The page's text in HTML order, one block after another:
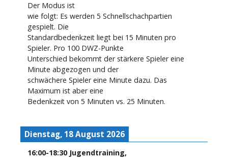
Der Modus ist
wie folgt: Es werden 5 Schnellschachpartien
gespielt. Die
Standardbedenkzeit liegt bei 15 Minuten pro
Spieler. Pro 100 DWZ-Punkte
Unterschied bekommt der stärkere Spieler eine
Minute abgezogen und der
schwächere Spieler eine Minute dazu. Das
Maximum ist aber eine
Bedenkzeit von 5 Minuten vs. 25 Minuten.
Dienstag, 18 August 2026
16:00-18:30 Jugendtraining,